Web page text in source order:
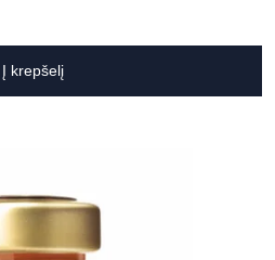
Į krepšelį